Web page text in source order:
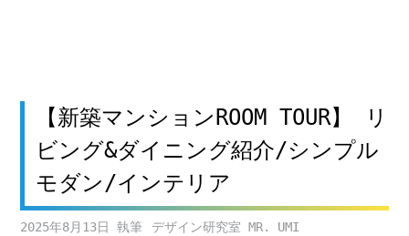
【新築マンションROOM TOUR】 リ
ビング&ダイニング紹介/シンプル
モダン/インテリア
2025年8月13日 デザイン研究室 MR. UMI